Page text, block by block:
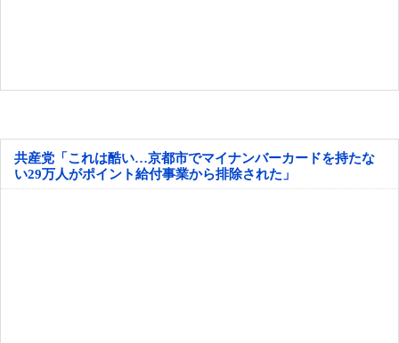
共産党「これは酷い…京都市でマイナンバーカードを持たな
い29万人がポイント給付事業から排除された」